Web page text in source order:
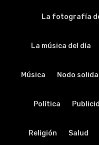
La fotografía
La música del día
Música Nodo
Política
Religión Salud